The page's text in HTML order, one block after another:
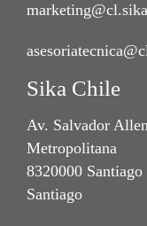
Sika Chile
Av. Salvador
Metropolitana
8320000 Santiago
Santiago